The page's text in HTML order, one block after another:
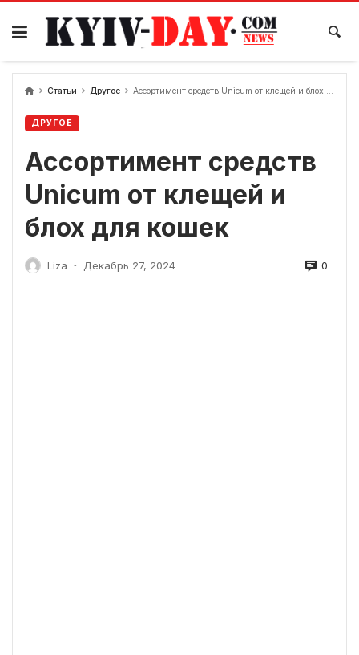
перейти
содержанию
Статьи Другое Ассортимент средств Unicum от клещей и блох для кошек
ДРУГОЕ
Ассортимент средств
Unicum от клещей и
блох для кошек
Liza - Декабрь 27, 2024 0